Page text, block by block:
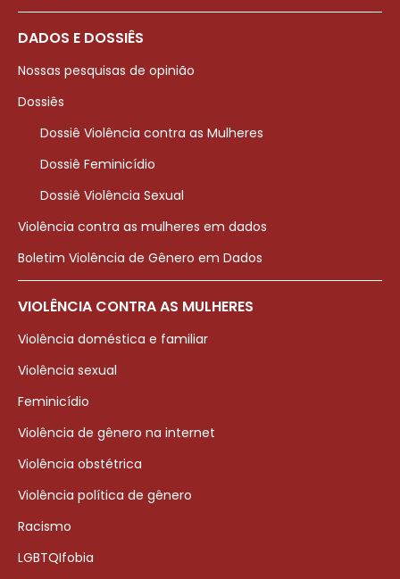
DADOS E DOSSIÊS
Nossas pesquisas de opinião
Dossiês
Dossiê Violência contra as Mulheres
Dossiê Feminicídio
Dossiê Violência Sexual
Violência contra as mulheres em dados
Boletim Violência de Gênero em Dados
VIOLÊNCIA CONTRA AS MULHERES
Violência doméstica e familiar
Violência sexual
Feminicídio
Violência de gênero na internet
Violência obstétrica
Violência política de gênero
Racismo
LGBTQIfobia